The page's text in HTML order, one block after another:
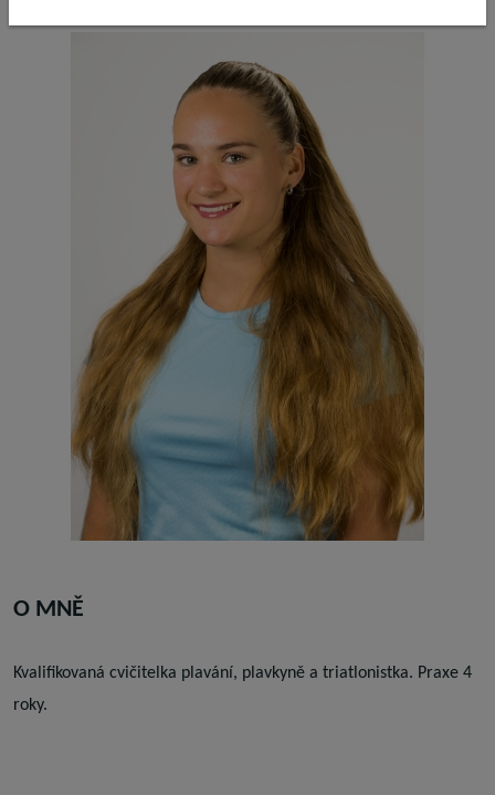
O MNĚ
Kvalifikovaná cvičitelka plavání, plavkyně a triatlonistka. Praxe 4
roky.